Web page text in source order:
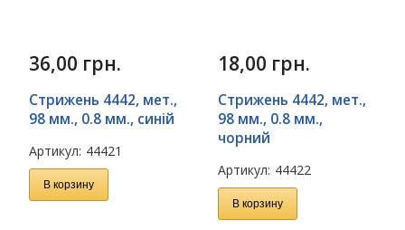
36,00 грн.
Стрижень 4442, мет.,
98 мм., 0.8 мм., синій
Артикул: 44421
В корзину
18,00 грн.
Стрижень 4442, мет.,
98 мм., 0.8 мм.,
чорний
Артикул: 44422
В корзину